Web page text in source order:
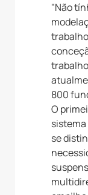
"Não
800
O
se